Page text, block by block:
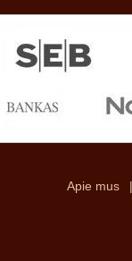
Apie mus |